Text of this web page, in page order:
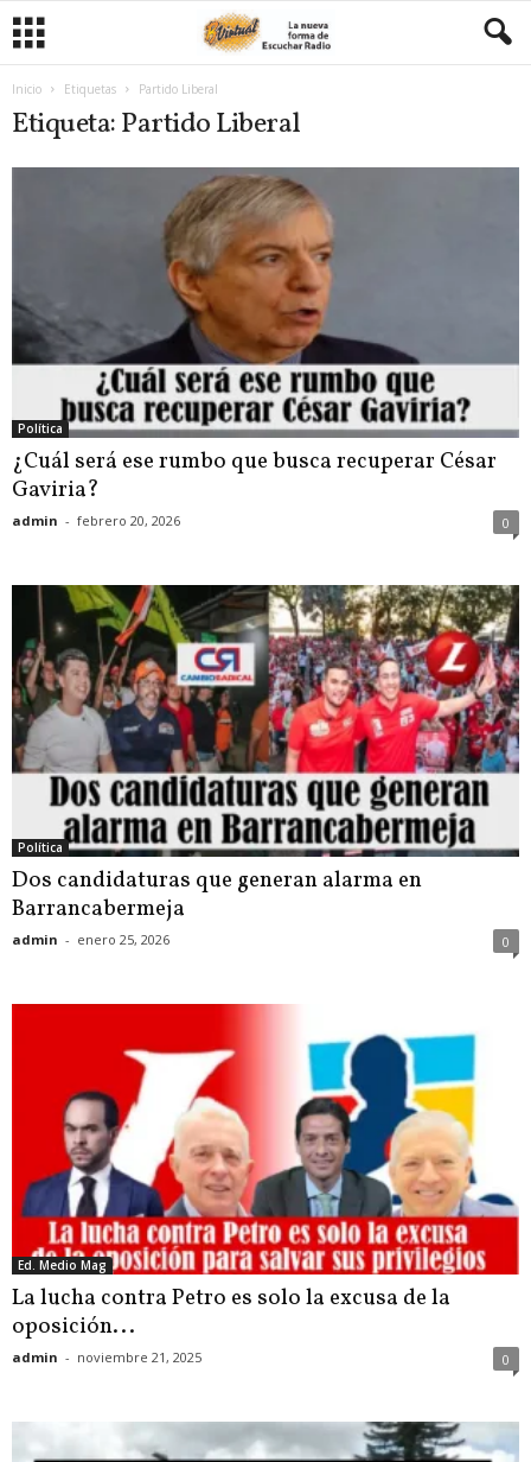
Inicio Etiquetas Partido Liberal
Etiqueta: Partido Liberal
Política
¿Cuál será ese rumbo que busca recuperar César
Gaviria?
admin - febrero 20, 2026 0
Política
Dos candidaturas que generan alarma en
Barrancabermeja
admin - enero 25, 2026 0
Ed. Medio Mag
La lucha contra Petro es solo la excusa de la
oposición...
admin - noviembre 21, 2025 0